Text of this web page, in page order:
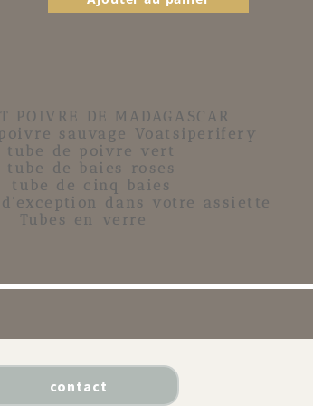
contact
POIVRE DE MADAGASCAR
poivre sauvage Voatsiperifery
tube de poivre vert
tube de
baies roses
tube de cinq baies
dans votre assiette
Tubes en verre